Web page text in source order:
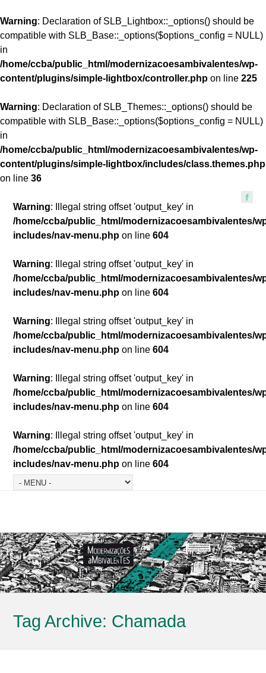
Warning: Declaration of SLB_Lightbox::_options() should be
compatible with SLB_Base::_options($options_config = NULL)
in
/home/ccba/public_html/modernizacoesambivalentes/wp-
content/plugins/simple-lightbox/controller.php on line 225
Warning: Declaration of SLB_Themes::_options() should be
compatible with SLB_Base::_options($options_config = NULL)
in
/home/ccba/public_html/modernizacoesambivalentes/wp-
content/plugins/simple-lightbox/includes/class.themes.php
on line 36
Warning: Illegal string offset 'output_key' in
/home/ccba/public_html/modernizacoesambivalentes/
includes/nav-menu.php on line604
Warning: Illegal string offset 'output_key' in
/home/ccba/public_html/modernizacoesambivalentes/
includes/nav-menu.php on line604
Warning: Illegal string offset 'output_key' in
/home/ccba/public_html/modernizacoesambivalentes/
includes/nav-menu.php on line604
Warning: Illegal string offset 'output_key' in
/home/ccba/public_html/modernizacoesambivalentes/
includes/nav-menu.php on line604
Warning: Illegal string offset 'output_key' in
/home/ccba/public_html/modernizacoesambivalentes/
includes/nav-menu.php on line604
Tag Archive: Chamada